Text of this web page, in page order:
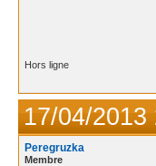
Hors ligne
17/04/2013
Peregruzka
Membre